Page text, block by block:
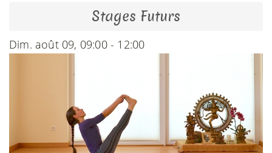
Stages Futurs
Dim. août 09, 09:00 - 12:00